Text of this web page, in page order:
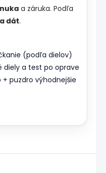
a záruka. Podľa
dát.
(podľa dielov)
diely a test po oprave
+ puzdro výhodnejšie